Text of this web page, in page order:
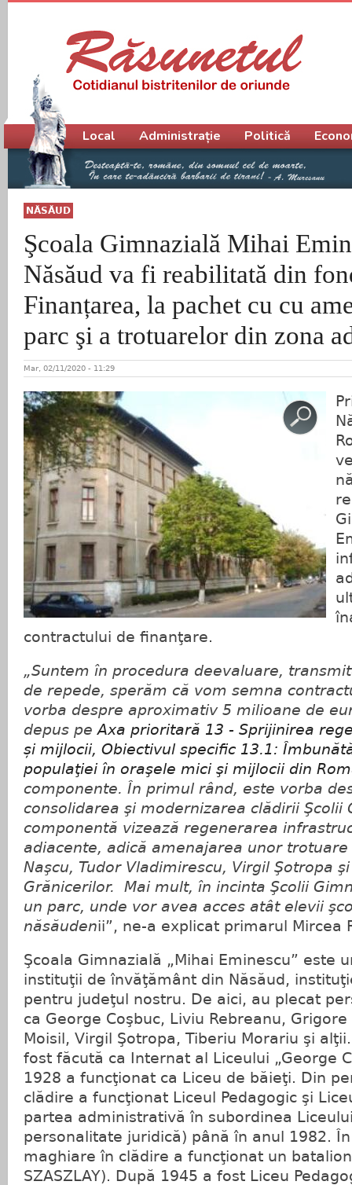
NĂSĂUD
Şcoala Gimnazială Mihai
Năsăud va fi reabilitată din
Finanțarea, la pachet cu cu
parc şi a trotuarelor din zona
Mar, 02/11/2020 - 11:29
contractului de finanţare.
„Suntem în procedura deevaluare,
de repede, sperăm că vom semna
vorba despre aproximativ 5 milioane de
depus peAxa prioritară 13 - Sprijinirea
și mijlocii, Obiectivul specific 13.1:
populaţiei în oraşele mici şi mijlocii din
componente. În primul rând, este vorba
consolidarea şi modernizarea clădirii Şcolii
componentă vizează regenerarea
adiacente, adică amenajarea unor trotuare
Naşcu, Tudor Vladimirescu, Virgil Şotropa
Grănicerilor. Mai mult, în incinta Şcolii
un parc, unde vor avea acces atât elevii
năsăudenii”, ne-a explicat primarul Mircea
Şcoala Gimnazială „Mihai Eminescu” este
instituţii de învăţământ din Năsăud,
pentru judeţul nostru. De aici, au plecat
ca George Coşbuc, Liviu Rebreanu,
Moisil, Virgil Şotropa, Tiberiu Morariu şi
fost făcută ca Internat al Liceului „George
1928 a funcţionat ca Liceu de băieţi. Din
clădire a funcţionat Liceul Pedagogic şi
partea administrativă în subordinea
personalitate juridică) până în anul 1982.
maghiare în clădire a funcţionat un
SZASZLAY). După 1945 a fost Liceu
Meniu principal
Local Administrație Politică